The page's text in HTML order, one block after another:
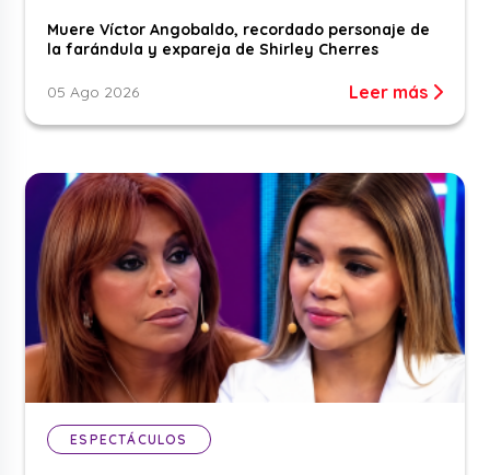
Muere Víctor Angobaldo, recordado personaje de
la farándula y expareja de Shirley Cherres
05 Ago 2026 Leer más
ESPECTÁCULOS